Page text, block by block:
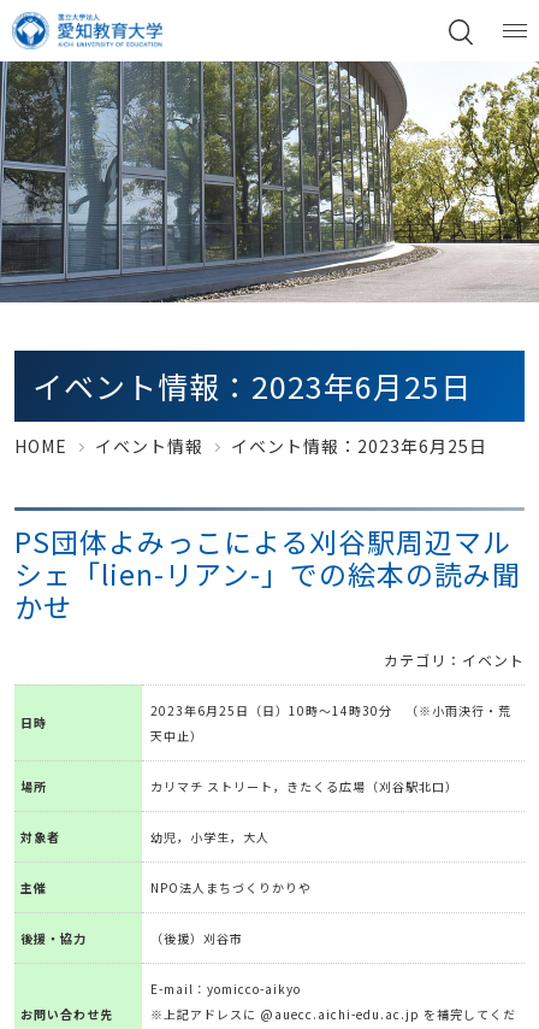
イベント情報：2023年6月25日
HOME イベント情報 イベント情報：2023年6月25日
PS団体よみっこによる刈谷駅周辺マル
シェ「lien-リアン-」での絵本の読み聞
かせ
カテゴリ：イベント
日時
2023年6月25日（日）10時～14時30分 （※小雨決行・荒
天中止）
場所 カリマチ ストリート，きたくる広場（刈谷駅北口）
対象者 幼児，小学生，大人
主催 NPO法人まちづくりかりや
後援・協力 （後援）刈谷市
お問い合わせ先
E-mail：yomicco-aikyo
※上記アドレスに @auecc.aichi-edu.ac.jp を補完してくだ